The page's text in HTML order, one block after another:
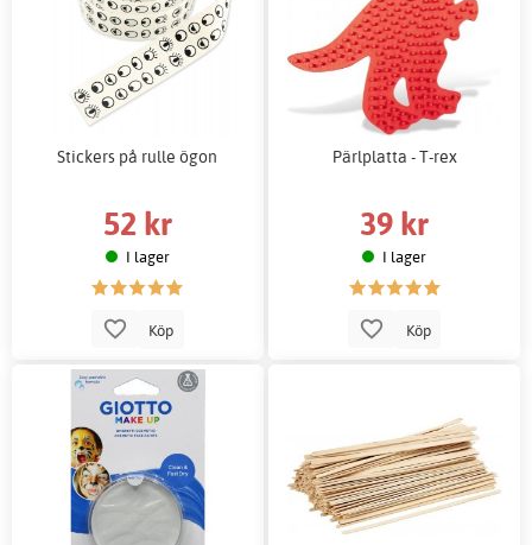
Stickers på rulle ögon
52 kr
I lager
Köp
Pärlplatta - T-rex
39 kr
I lager
Köp